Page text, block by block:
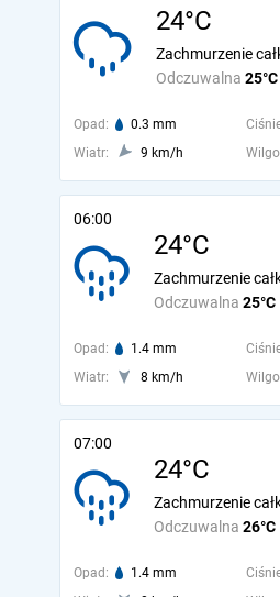
24°C
Odczuwalna 25°C
Zachmurzenie
Opad: 0.3 mm
Wiatr:
9 km/h
06:00
24°C
Odczuwalna 25°C
Zachmurzenie
Opad: 1.4 mm
Wiatr:
8 km/h
07:00
24°C
Odczuwalna 26°C
Zachmurzenie
Opad: 1.4 mm